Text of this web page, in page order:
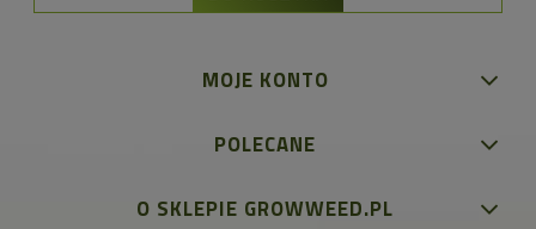
MOJE KONTO
POLECANE
O SKLEPIE GROWWEED.PL